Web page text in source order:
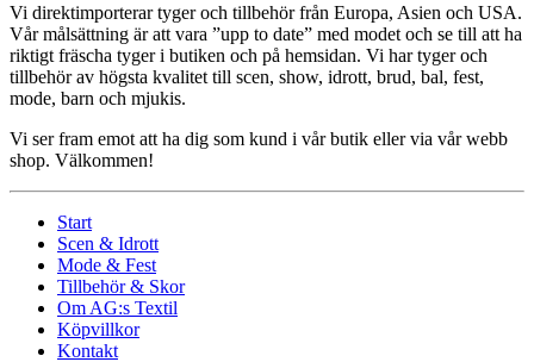
Vi direktimporterar tyger och tillbehör från Europa, Asien och USA.
Vår målsättning är att vara ”upp to date” med modet och se till att ha
riktigt fräscha tyger i butiken och på hemsidan. Vi har tyger och
tillbehör av högsta kvalitet till scen, show, idrott, brud, bal, fest,
mode, barn och mjukis.
Vi ser fram emot att ha dig som kund i vår butik eller via vår webb
shop. Välkommen!
Start
Scen & Idrott
Mode & Fest
Tillbehör & Skor
Om AG:s Textil
Köpvillkor
Kontakt